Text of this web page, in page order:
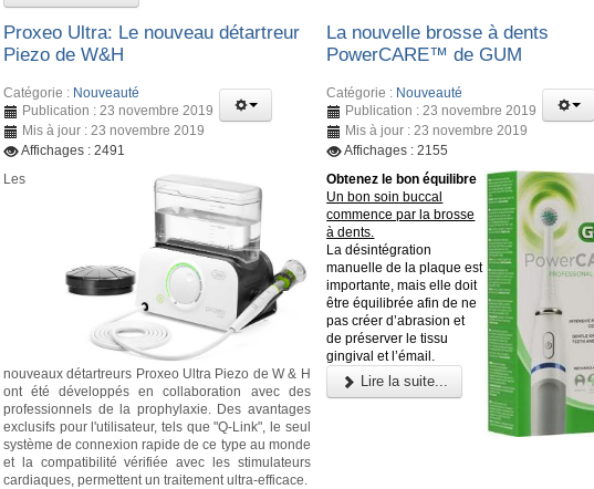
Proxeo Ultra: Le nouveau détartreur
Piezo de W&H
Catégorie : Nouveauté
Publication : 23 novembre 2019
Mis à jour : 23 novembre 2019
Affichages : 2491
Les
nouveaux détartreurs Proxeo Ultra Piezo de W & H
ont été développés en collaboration avec des
professionnels de la prophylaxie. Des avantages
exclusifs pour l'utilisateur, tels que "Q-Link", le seul
système de connexion rapide de ce type au monde
et la compatibilité vérifiée avec les stimulateurs
cardiaques, permettent un traitement ultra-efficace.
La nouvelle brosse à dents
PowerCARE™ de GUM
Catégorie : Nouveauté
Publication : 23 novembre 2019
Mis à jour : 23 novembre 2019
Affichages : 2155
Obtenez le bon équilibre
Un bon soin buccal
commence par la brosse
à dents.
La désintégration
manuelle de la plaque est
importante, mais elle doit
être équilibrée afin de ne
pas créer d’abrasion et
de préserver le tissu
gingival et l’émail.
Lire la suite...